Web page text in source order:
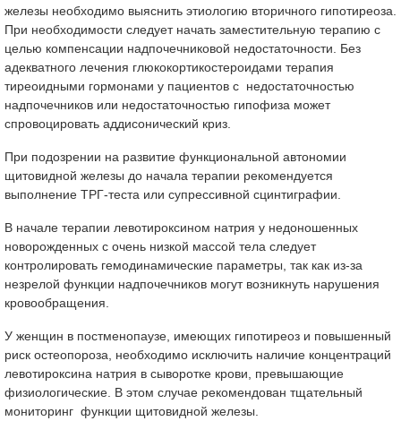
железы необходимо выяснить этиологию вторичного гипотиреоза.
При необходимости следует начать заместительную терапию с
целью компенсации надпочечниковой недостаточности. Без
адекватного лечения глюкокортикостероидами терапия
тиреоидными гормонами у пациентов с недостаточностью
надпочечников или недостаточностью гипофиза может
спровоцировать аддисонический криз.
При подозрении на развитие функциональной автономии
щитовидной железы до начала терапии рекомендуется
выполнение ТРГ-теста или супрессивной сцинтиграфии.
В начале терапии левотироксином натрия у недоношенных
новорожденных с очень низкой массой тела следует
контролировать гемодинамические параметры, так как из-за
незрелой функции надпочечников могут возникнуть нарушения
кровообращения.
У женщин в постменопаузе, имеющих гипотиреоз и повышенный
риск остеопороза, необходимо исключить наличие концентраций
левотироксина натрия в сыворотке крови, превышающие
физиологические. В этом случае рекомендован тщательный
мониторинг функции щитовидной железы.